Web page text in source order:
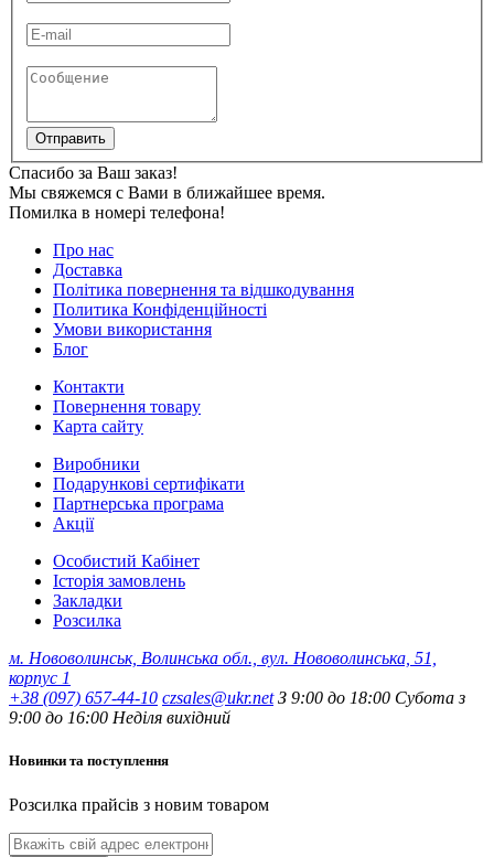
Отправить
Спасибо за Ваш заказ!
Мы свяжемся с Вами в ближайшее время.
Помилка в номері телефона!
Про нас
Доставка
Політика повернення та відшкодування
Политика Конфіденційності
Умови використання
Блог
Контакти
Повернення товару
Карта сайту
Виробники
Подарункові сертифікати
Партнерська програма
Акції
Особистий Кабінет
Історія замовлень
Закладки
Розсилка
м. Нововолинськ, Волинська обл., вул. Нововолинська, 51,
корпус 1
+38 (097) 657-44-10 czsales@ukr.net З 9:00 до 18:00 Субота з
9:00 до 16:00 Неділя вихідний
Новинки та поступлення
Розсилка прайсів з новим товаром